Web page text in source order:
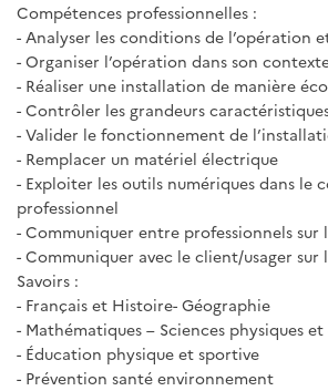
Compétences professionnelles :
- Analyser les conditions de l’opération
- Organiser l’opération dans son
- Réaliser une installation de manière
- Contrôler les grandeurs
- Valider le fonctionnement de
- Remplacer un matériel électrique
- Exploiter les outils numériques dans le
professionnel
- Communiquer entre professionnels sur
- Communiquer avec le client/usager sur
Savoirs :
- Français et Histoire- Géographie
- Mathématiques – Sciences physiques
- Éducation physique et sportive
- Prévention santé environnement